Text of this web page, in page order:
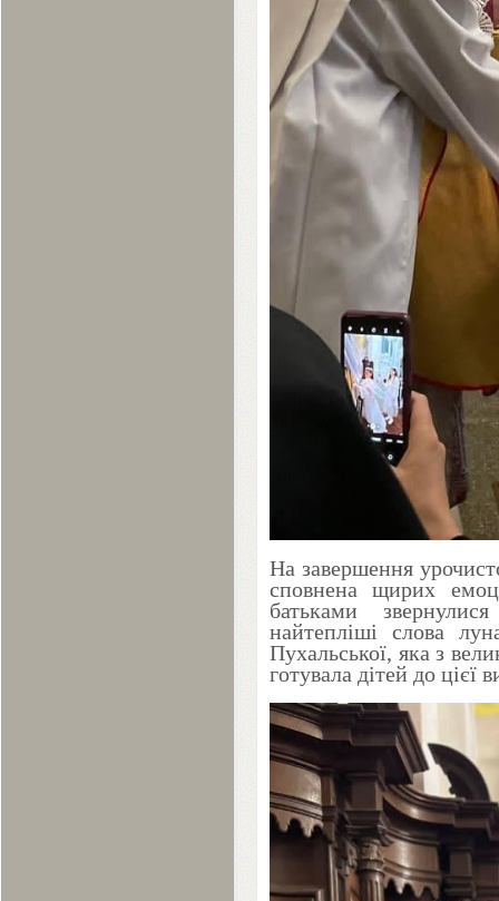
На завершення
сповнена щирих
батьками
найтепліші слова
Пухальської, яка з
готувала дітей до цієї